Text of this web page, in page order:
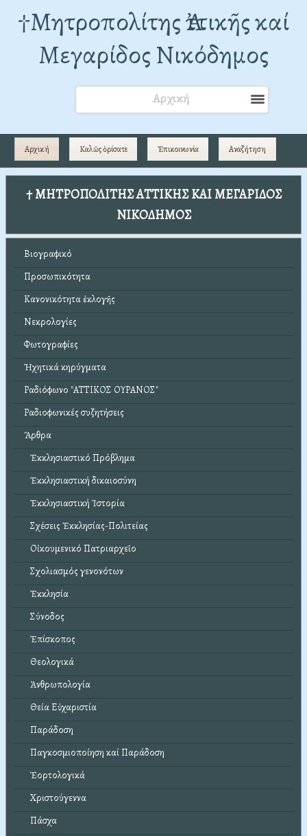
†Mητροπολίτης Ἀττικῆς καί
Μεγαρίδος Νικόδημος
Αρχική
Αρχική Καλῶς ὁρίσατε Ἐπικοινωνία Αναζήτηση
† ΜΗΤΡΟΠΟΛΙΤΗΣ ΑΤΤΙΚΗΣ ΚΑΙ ΜΕΓΑΡΙΔΟΣ
ΝΙΚΟΔΗΜΟΣ
Βιογραφικό
Προσωπικότητα
Κανονικότητα ἐκλογῆς
Νεκρολογίες
Φωτογραφίες
Ἠχητικά κηρύγματα
Ραδιόφωνο "ΑΤΤΙΚΟΣ ΟΥΡΑΝΟΣ"
Ραδιοφωνικές συζητήσεις
Ἄρθρα
Ἐκκλησιαστικό Πρόβλημα
Ἐκκλησιαστική δικαιοσύνη
Ἐκκλησιαστική Ἱστορία
Σχέσεις Ἐκκλησίας-Πολιτείας
Οἰκουμενικό Πατριαρχεῖο
Σχολιασμός γενονότων
Ἐκκλησία
Σύνοδος
Ἐπίσκοπος
Θεολογικά
Ἀνθρωπολογία
Θεία Εὐχαριστία
Παράδοση
Παγκοσμιοποίηση καί Παράδοση
Ἑορτολογικά
Χριστούγεννα
Πάσχα